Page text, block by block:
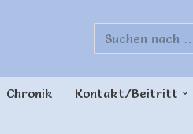
Chronik Kontakt/Beitritt